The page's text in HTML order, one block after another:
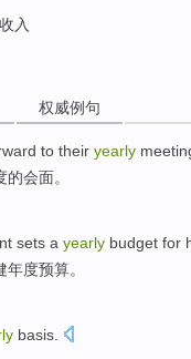
入
权威例句
to their yearly
的会面。
sets a yearly budget for
年度预算。
basis.